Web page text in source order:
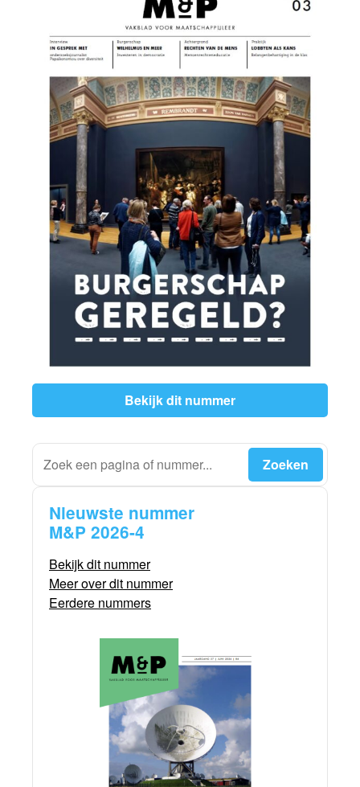
Bekijk dit nummer
Nieuwste nummer
M&P 2026-4
Bekijk dit nummer
Meer over dit nummer
Eerdere nummers